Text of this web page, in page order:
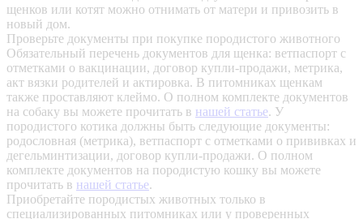
щенков или котят можно отнимать от матери и привозить в
новый дом.
Проверьте документы при покупке породистого животного
Обязательный перечень документов для щенка: ветпаспорт с
отметками о вакцинации, договор купли-продажи, метрика,
акт вязки родителей и актировка. В питомниках щенкам
также проставляют клеймо. О полном комплекте документов
на собаку вы можете прочитать в нашей статье. У
породистого котика должны быть следующие документы:
родословная (метрика), ветпаспорт с отметками о прививках и
дегельминтизации, договор купли-продажи. О полном
комплекте документов на породистую кошку вы можете
прочитать в нашей статье.
Приобретайте породистых животных только в
специализированных питомниках или у проверенных